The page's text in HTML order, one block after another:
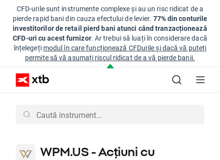
CFD-urile sunt instrumente complexe și au un risc ridicat de a
pierde rapid bani din cauza efectului de levier. 77% din conturile
investitorilor de retail pierd bani atunci când tranzacționează
CFD-uri cu acest furnizor. Ar trebui să luați în considerare dacă
înțelegeți modul în care funcționează CFDurile și dacă vă puteți
permite să vă asumați riscul ridicat de a vă pierde banii.
WPM.US - Acțiuni cu